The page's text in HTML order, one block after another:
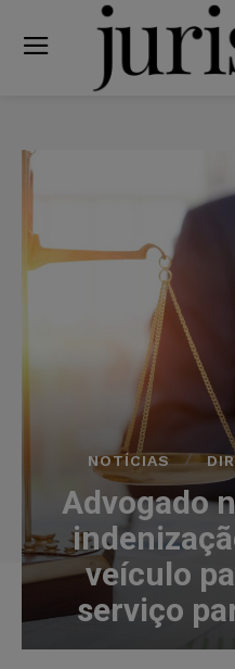
NOTÍCIAS
Advogado
veículo
serviço